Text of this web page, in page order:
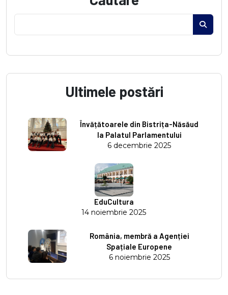
Ultimele postări
Învățătoarele din Bistrița-Năsăud
la Palatul Parlamentului
6 decembrie 2025
EduCultura
14 noiembrie 2025
România, membră a Agenției
Spațiale Europene
6 noiembrie 2025